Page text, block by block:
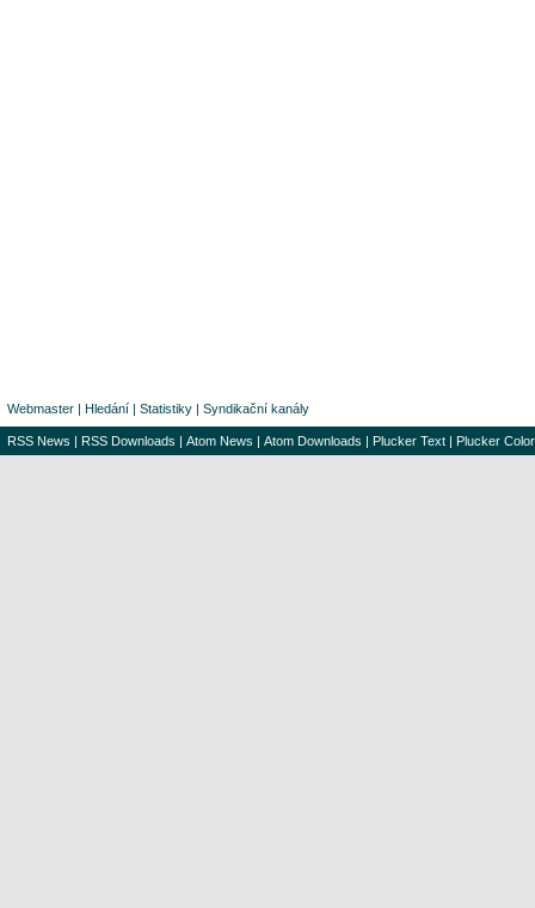
Webmaster | Hledání | Statistiky | Syndikační kanály
RSS News | RSS Downloads | Atom News | Atom Downloads | Plucker Text | Plucker Color